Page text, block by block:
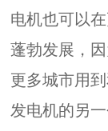
电机也可以
蓬勃发展，
更多城市用
发电机的另